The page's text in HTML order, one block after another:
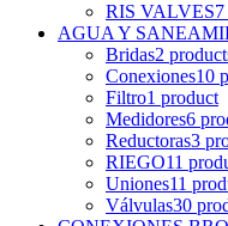
RIS VALVES
AGUA Y
Bridas2
Conexiones10
Filtro1 product
Medidores6
Reductoras3
RIEGO11
Uniones11
Válvulas30